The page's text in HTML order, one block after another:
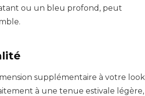
ou un bleu profond, peut
supplémentaire à votre
à une tenue estivale légère,